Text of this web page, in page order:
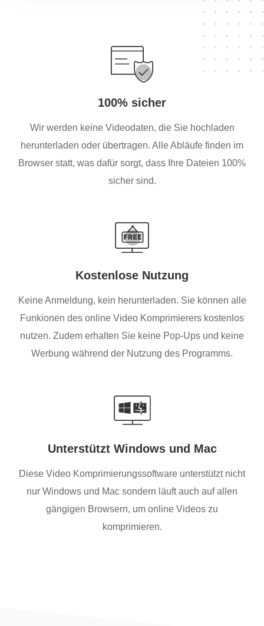
100% sicher
Wir werden keine Videodaten, die Sie hochladen
herunterladen oder übertragen. Alle Abläufe finden im
Browser statt, was dafür sorgt, dass Ihre Dateien 100%
sicher sind.
Kostenlose Nutzung
Keine Anmeldung, kein herunterladen. Sie können alle
Funkionen des online Video Komprimierers kostenlos
nutzen. Zudem erhalten Sie keine Pop-Ups und keine
Werbung während der Nutzung des Programms.
Unterstützt Windows und Mac
Diese Video Komprimierungssoftware unterstützt nicht
nur Windows und Mac sondern läuft auch auf allen
gängigen Browsern, um online Videos zu
komprimieren.